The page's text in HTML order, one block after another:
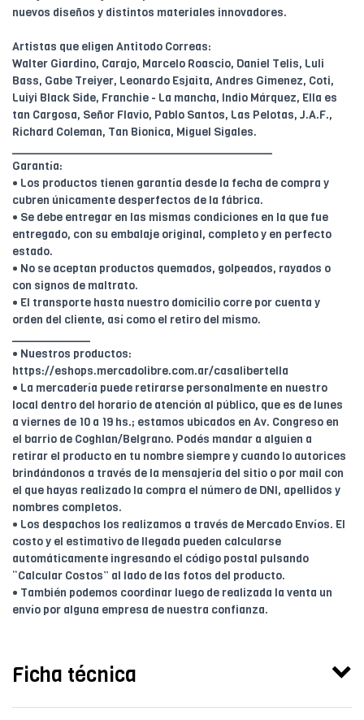
nuevos diseños y distintos materiales innovadores.
Artistas que eligen Antitodo Correas:
Walter Giardino, Carajo, Marcelo Roascio, Daniel Telis, Luli
Bass, Gabe Treiyer, Leonardo Esjaita, Andres Gimenez, Coti,
Luiyi Black Side, Franchie - La mancha, Indio Márquez, Ella es
tan Cargosa, Señor Flavio, Pablo Santos, Las Pelotas, J.A.F.,
Richard Coleman, Tan Bionica, Miguel Sigales.
________________________________________
Garantía:
• Los productos tienen garantía desde la fecha de compra y
cubren únicamente desperfectos de la fábrica.
• Se debe entregar en las mismas condiciones en la que fue
entregado, con su embalaje original, completo y en perfecto
estado.
• No se aceptan productos quemados, golpeados, rayados o
con signos de maltrato.
• El transporte hasta nuestro domicilio corre por cuenta y
orden del cliente, así como el retiro del mismo.
____________
• Nuestros productos:
https://eshops.mercadolibre.com.ar/casalibertella
• La mercadería puede retirarse personalmente en nuestro
local dentro del horario de atención al público, que es de lunes
a viernes de 10 a 19 hs.; estamos ubicados en Av. Congreso en
el barrio de Coghlan/Belgrano. Podés mandar a alguien a
retirar el producto en tu nombre siempre y cuando lo autorices
brindándonos a través de la mensajería del sitio o por mail con
el que hayas realizado la compra el número de DNI, apellidos y
nombres completos.
• Los despachos los realizamos a través de Mercado Envíos. El
costo y el estimativo de llegada pueden calcularse
automáticamente ingresando el código postal pulsando
“Calcular Costos” al lado de las fotos del producto.
• También podemos coordinar luego de realizada la venta un
envío por alguna empresa de nuestra confianza.
Ficha técnica